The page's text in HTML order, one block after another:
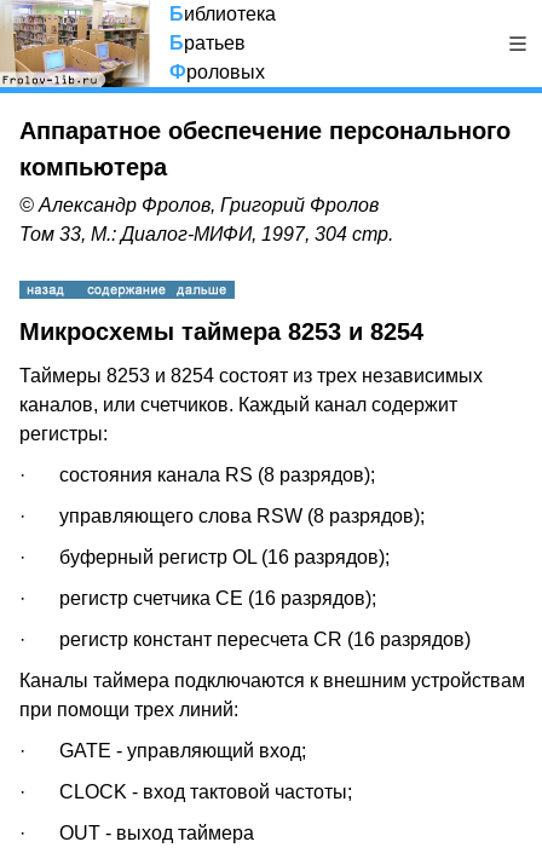
Библиотека
Братьев
Фроловых
Аппаратное обеспечение персонального
компьютера
© Александр Фролов, Григорий Фролов
Том 33, М.: Диалог-МИФИ, 1997, 304 стр.
Микросхемы таймера 8253 и 8254
Таймеры 8253 и 8254 состоят из трех независимых
каналов, или счетчиков. Каждый канал содержит
регистры:
· состояния канала RS (8 разрядов);
· управляющего слова RSW (8 разрядов);
· буферный регистр OL (16 разрядов);
· регистр счетчика CE (16 разрядов);
· регистр констант пересчета CR (16 разрядов)
Каналы таймера подключаются к внешним устройствам
при помощи трех линий:
· GATE - управляющий вход;
· CLOCK - вход тактовой частоты;
· OUT - выход таймера